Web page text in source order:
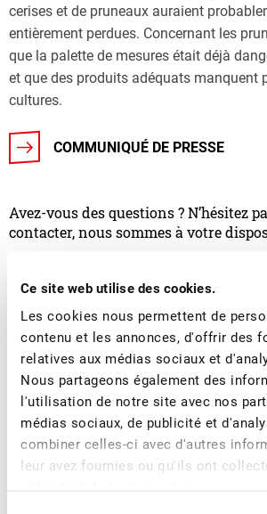
Ce site web utilise des cookies.
Les cookies nous permettent de
contenu et les annonces, d'offrir des
relatives aux médias sociaux et
Nous partageons également des
l'utilisation de notre site avec nos
médias sociaux, de publicité et
combiner celles-ci avec d'autres
leur avez fournies ou qu'ils ont
cerises et de pruneaux auraient
entièrement perdues. Concernant les
que la palette de mesures était déjà
et que des produits adéquats manquent
cultures.
COMMUNIQUÉ DE PRESSE
Avez-vous des questions ? N’hésitez
contacter, nous sommes à votre
Jimmy Mariéthoz
Directeur